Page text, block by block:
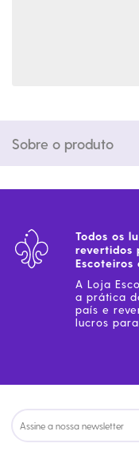
Sobre o produto
Todos os
revertidos
Escoteiros
A Loja
a prática
país e
lucros